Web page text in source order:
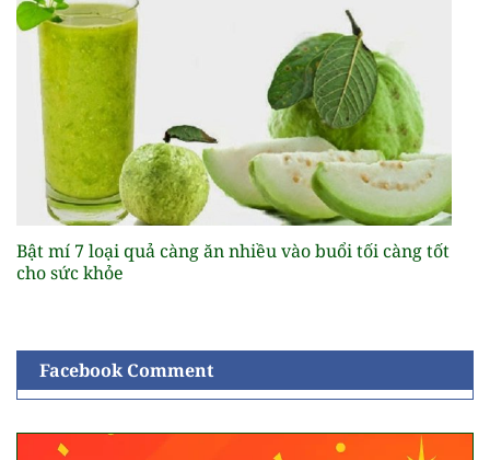
Bật mí 7 loại quả càng ăn nhiều vào buổi tối càng tốt
cho sức khỏe
Facebook Comment